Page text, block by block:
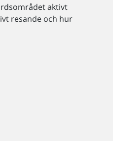
aktivt
resande och hur